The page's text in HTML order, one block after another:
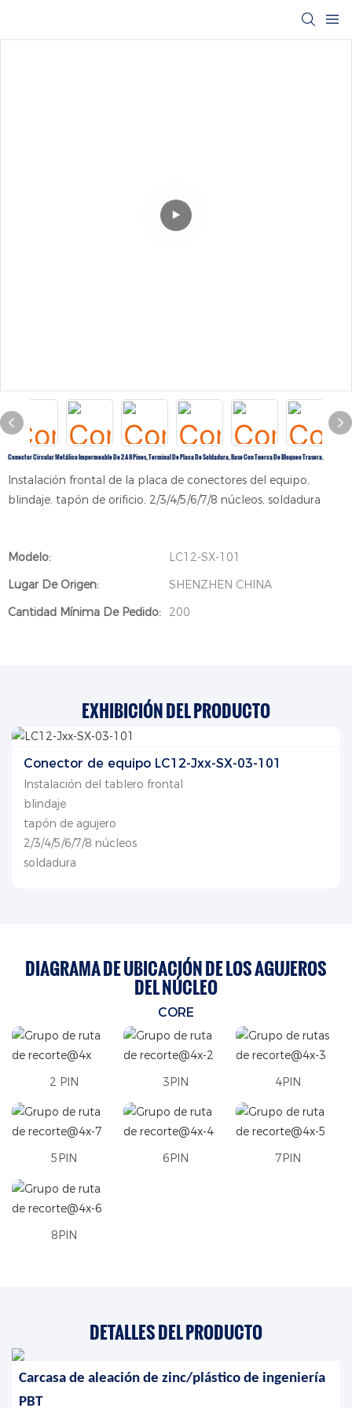
Conector Circular Metálico Impermeable De 2 A 8 Pines, Terminal De Placa De Soldadura, Base Con Tuerca De Bloqueo Trasera.
Instalación frontal de la placa de conectores del equipo,
blindaje, tapón de orificio, 2/3/4/5/6/7/8 núcleos, soldadura
Modelo:
LC12-SX-101
Lugar De Origen:
SHENZHEN CHINA
Cantidad Mínima De Pedido:
200
EXHIBICIÓN DEL PRODUCTO
Conector de equipo LC12-Jxx-SX-03-101
Instalación del tablero frontal
blindaje
tapón de agujero
2/3/4/5/6/7/8 núcleos
soldadura
DIAGRAMA DE UBICACIÓN DE LOS AGUJEROS
DEL NÚCLEO
CORE
2 PIN 3PIN 4PIN
5PIN 6PIN 7PIN
8PIN
DETALLES DEL PRODUCTO
Carcasa de aleación de zinc/plástico de ingeniería
PBT